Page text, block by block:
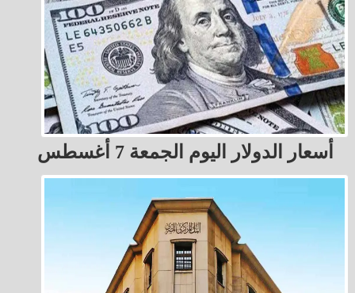
أسعار الدولار اليوم الجمعة 7 أغسطس